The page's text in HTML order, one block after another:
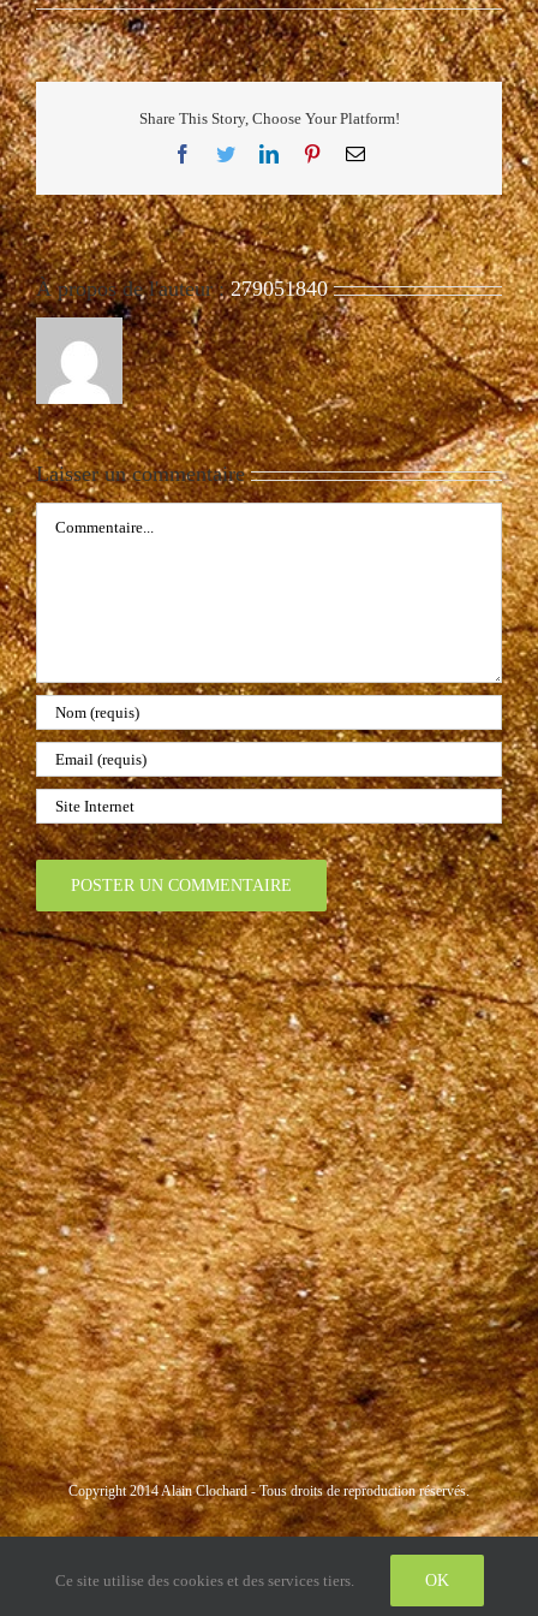
Share This Story, Choose Your Platform!
Facebook
TwitterLinkedInPinterestEmail
À propos de l'auteur :279051840
Laisser un commentaire
Commentaire
Copyright 2014 Alain Clochard - Tous droits de reproduction réservés.
InstagramLinkedInTwitter
Ce site utilise des cookies et des services tiers. OK